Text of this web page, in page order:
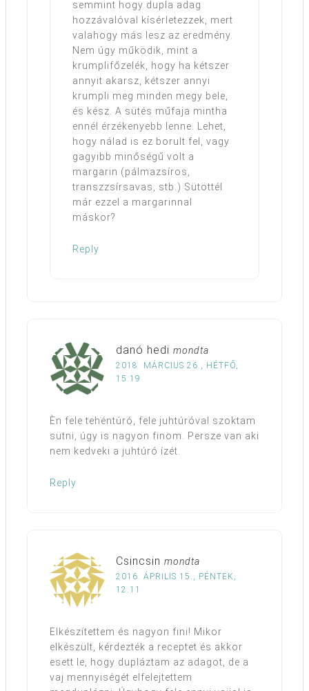
semmint hogy dupla adag
hozzávalóval kísérletezzek, mert
valahogy más lesz az eredmény.
Nem úgy működik, mint a
krumplifőzelék, hogy ha kétszer
annyit akarsz, kétszer annyi
krumpli meg minden megy bele,
és kész. A sütés műfaja mintha
ennél érzékenyebb lenne. Lehet,
hogy nálad is ez borult fel, vagy
gagyibb minőségű volt a
margarin (pálmazsíros,
transzzsírsavas, stb.) Sütöttél
már ezzel a margarinnal
máskor?
Reply
danó hedi mondta
2018. MÁRCIUS 26., HÉTFŐ,
15:19
Èn fele tehéntúró, fele juhtúróval szoktam
sütni, úgy is nagyon finom. Persze van aki
nem kedveki a juhtúró ízét.
Reply
Csincsin mondta
2016. ÁPRILIS 15., PÉNTEK,
12:11
Elkészítettem és nagyon fini! Mikor
elkészült, kérdezték a receptet és akkor
esett le, hogy dupláztam az adagot, de a
vaj mennyiségét elfelejtettem